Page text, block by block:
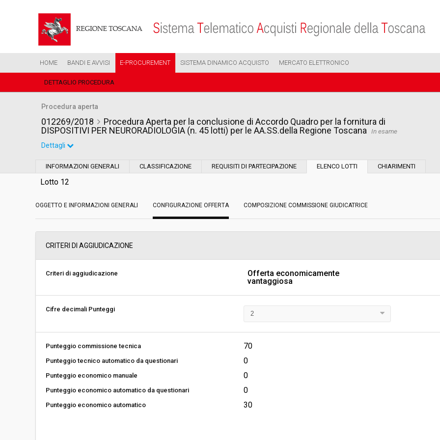
HOME BANDI E AVVISI E-PROCUREMENT SISTEMA DINAMICO ACQUISTO MERCATO ELETTRONICO
DETTAGLIO PROCEDURA
Procedura aperta
012269/2018
Procedura Aperta per la conclusione di Accordo Quadro per la fornitura di
DISPOSITIVI PER NEURORADIOLOGIA (n. 45 lotti) per le AA.SS.della Regione Toscana
In esame
Tipo di contratto:
Data pubblicazione: 12/06/2018 16:22 Scelta del contraente:
Svolgimento: Gara in busta chiusa Valore stimato della procedura:
Dettagli
INFORMAZIONI GENERALI CLASSIFICAZIONE REQUISITI DI PARTECIPAZIONE ELENCO LOTTI CHIARIMENTI
Lotto 12
OGGETTO E INFORMAZIONI GENERALI CONFIGURAZIONE OFFERTA COMPOSIZIONE COMMISSIONE GIUDICATRICE
CRITERI DI AGGIUDICAZIONE
Criteri di aggiudicazione
Offerta economicamente
vantaggiosa
Cifre decimali Punteggi
Punteggio commissione tecnica 70
Punteggio tecnico automatico da questionari 0
Punteggio economico manuale 0
Punteggio economico automatico da questionari 0
Punteggio economico automatico 30